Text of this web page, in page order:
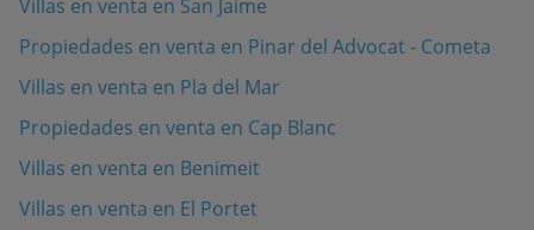
Villas en venta en San Jaime
Propiedades en venta en Pinar del Advocat - Cometa
Villas en venta en Pla del Mar
Propiedades en venta en Cap Blanc
Villas en venta en Benimeit
Villas en venta en El Portet